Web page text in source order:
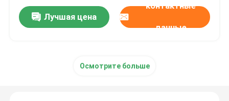
Лучшая цена
контактные
данные
Осмотрите больше